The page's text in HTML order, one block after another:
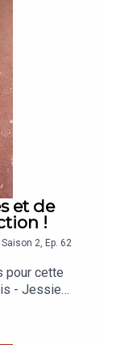
Long
- we fly
et de
!
Saison 2 Ep. 62
pour cette
- Jessie
About It -